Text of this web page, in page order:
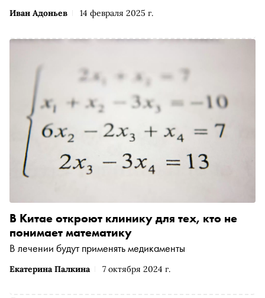
Иван Адоньев 14 февраля 2025 г.
Екатерина Палкина 7 октября 2024 г.
В Китае откроют клинику для тех, кто не
понимает математику
В лечении будут применять медикаменты